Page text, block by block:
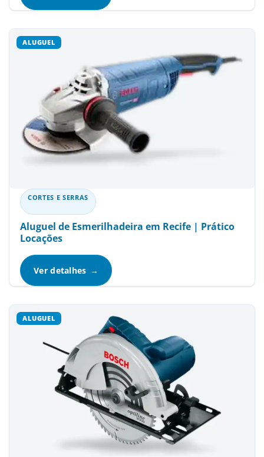
CORTES E SERRAS
Aluguel de Esmerilhadeira em Recife | Prático
Locações
Ver detalhes